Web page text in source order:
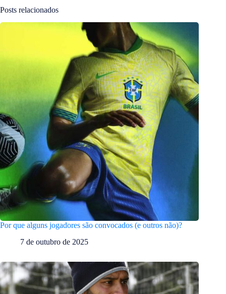
Posts relacionados
Por que alguns jogadores são convocados (e outros não)?
7 de outubro de 2025